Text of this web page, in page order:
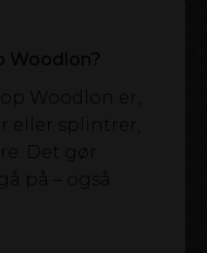
Woodlon?
Woodlon er,
eller splintrer,
Det gør
på – også